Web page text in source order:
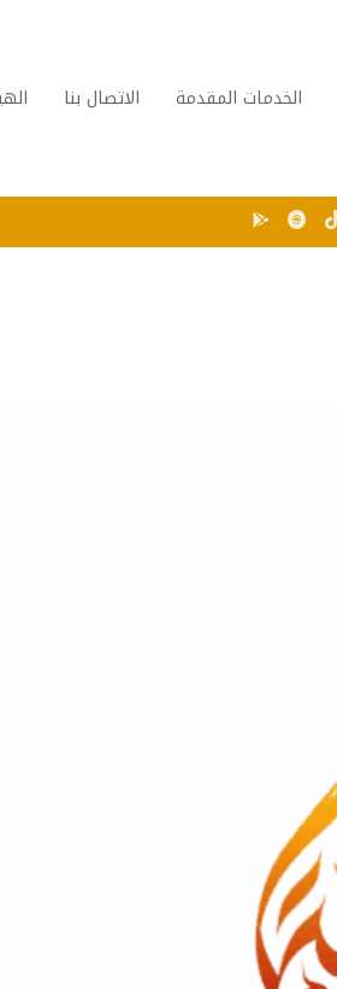
الخدمات المقدمة الاتصال بنا